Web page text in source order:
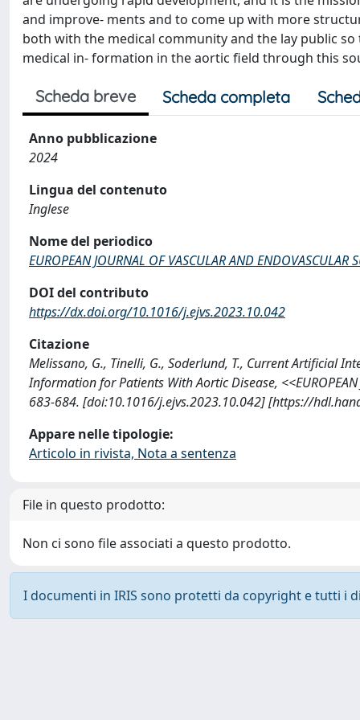
and improve- ments and to come up with more
both with the medical community and the lay public
medical in- formation in the aortic field through this
Scheda breve Scheda completa
Anno pubblicazione
2024
Lingua del contenuto
Inglese
Nome del periodico
EUROPEAN JOURNAL OF VASCULAR AND ENDOVASCULAR
DOI del contributo
https://dx.doi.org/10.1016/j.ejvs.2023.10.042
Citazione
Melissano, G., Tinelli, G., Soderlund, T., Current Artificial
Information for Patients With Aortic Disease, <<EUROPEAN
683-684. [doi:10.1016/j.ejvs.2023.10.042] [https://
Appare nelle tipologie:
Articolo in rivista, Nota a sentenza
File in questo prodotto:
Non ci sono file associati a questo prodotto.
I documenti in IRIS sono protetti da copyright e tutti i